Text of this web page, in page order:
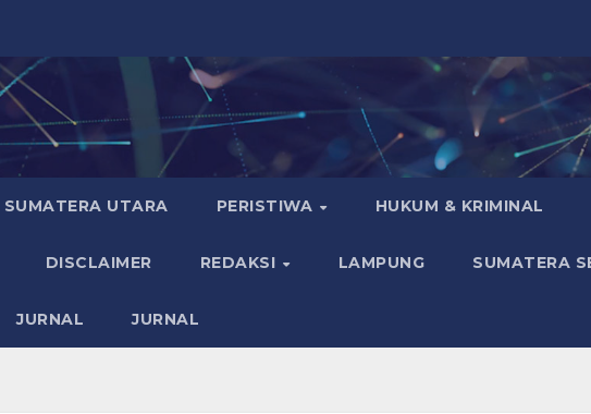
SUMATERA UTARA PERISTIWA HUKUM & KRIMINAL
DISCLAIMER REDAKSI LAMPUNG SUMATERA
JURNAL JURNAL